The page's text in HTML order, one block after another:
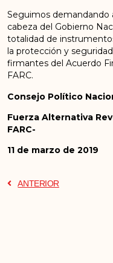
Seguimos demandando
cabeza del Gobierno
totalidad de
la protección y
firmantes del Acuerdo
FARC.
Consejo Político
Fuerza Alternativa
FARC-
11 de marzo de 2019
ANTERIOR